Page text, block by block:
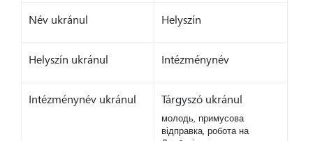
Név ukránul Helyszín
Helyszín ukránul Intézménynév
Intézménynév ukránul Tárgyszó ukránul
молодь, примусова
відправка, робота на